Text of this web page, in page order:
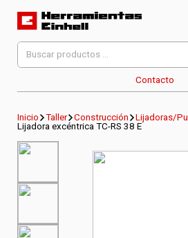
Herramientas Einhell
Distribuidor Oficial
Contacto
Buscar
por:
Inicio Taller Construcción
Lijadoras/
Lijadora excéntrica TC-RS 38 E